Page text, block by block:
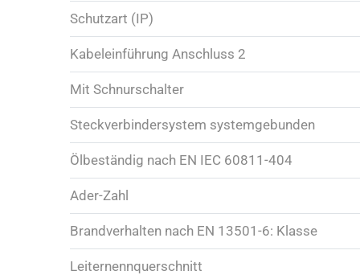
Schutzart (IP)
Kabeleinführung Anschluss 2
Mit Schnurschalter
Steckverbindersystem systemgebunden
Ölbeständig nach EN IEC 60811-404
Ader-Zahl
Brandverhalten nach EN 13501-6: Klasse
Leiternennquerschnitt